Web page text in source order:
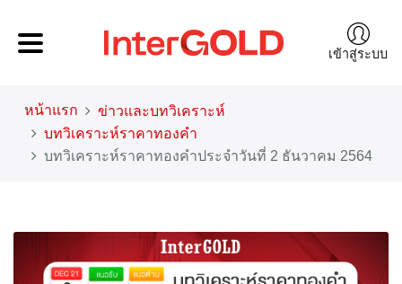
เข้าสู่ระบบ
หน้าแรก
ข่าวและบทวิเคราะห์
บทวิเคราะห์ราคาทองคำ
บทวิเคราะห์ราคาทองคำประจำวันที่ 2 ธันวาคม 2564